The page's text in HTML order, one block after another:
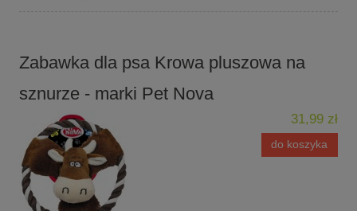
Zabawka dla psa Krowa pluszowa na
sznurze - marki Pet Nova
31,99 zł
do koszyka